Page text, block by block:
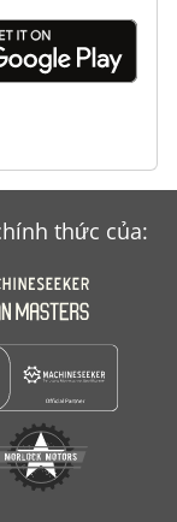
thức của: